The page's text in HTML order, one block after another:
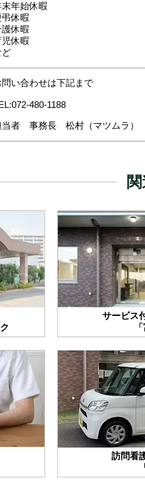
末年始休暇
弔休暇
休暇
休暇
ど
問い合わせは下記まで
480-1188
当者 事務長 松村（マツムラ）
サービス
訪問看